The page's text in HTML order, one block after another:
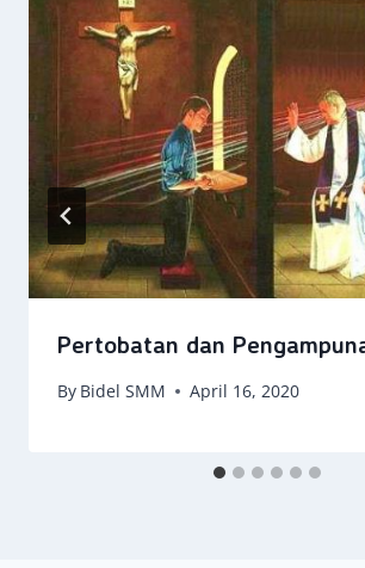
Pertobatan dan
By Bidel SMM April 16, 2020